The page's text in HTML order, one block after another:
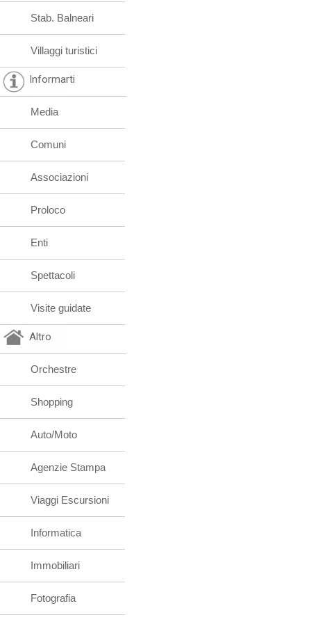
Stab. Balneari
Villaggi turistici
Informarti
Media
Comuni
Associazioni
Proloco
Enti
Spettacoli
Visite guidate
Altro
Orchestre
Shopping
Auto/Moto
Agenzie Stampa
Viaggi Escursioni
Informatica
Immobiliari
Fotografia